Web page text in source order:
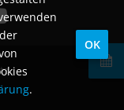
.
OK